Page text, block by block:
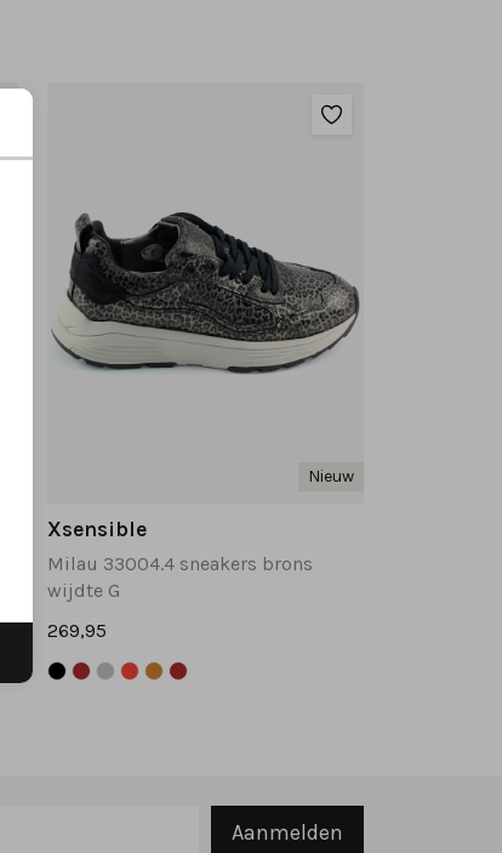
Nieuw
Xsensible
Milau 33004.4 sneakers brons
wijdte G
269,95
Aanmelden